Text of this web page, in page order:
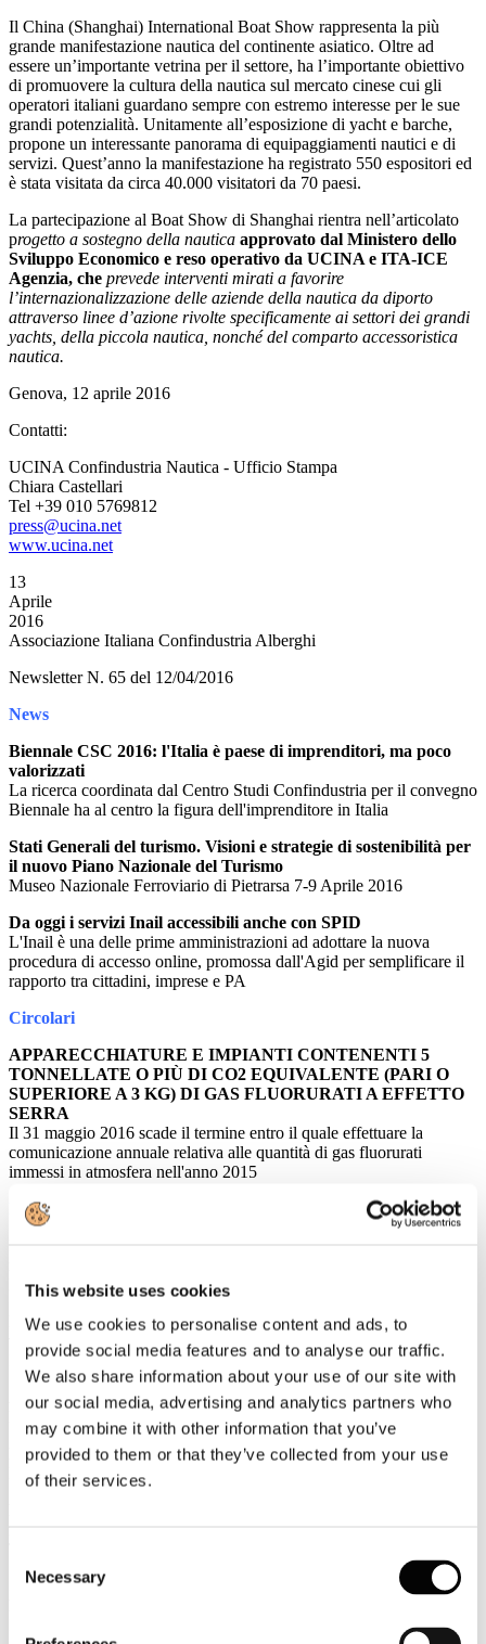
This website uses cookies
We use cookies to personalise content and ads, to
provide social media features and to analyse our traffic.
We also share information about your use of our site with
our social media, advertising and analytics partners who
may combine it with other information that you’ve
provided to them or that they’ve collected from your use
of their services.
Selection
Necessary
Il China (Shanghai) International Boat Show rappresenta la più
grande manifestazione nautica del continente asiatico. Oltre ad
essere un’importante vetrina per il settore, ha l’importante obiettivo
di promuovere la cultura della nautica sul mercato cinese cui gli
operatori italiani guardano sempre con estremo interesse per le sue
grandi potenzialità. Unitamente all’esposizione di yacht e barche,
propone un interessante panorama di equipaggiamenti nautici e di
servizi. Quest’anno la manifestazione ha registrato 550 espositori ed
è stata visitata da circa 40.000 visitatori da 70 paesi.
La partecipazione al Boat Show di Shanghai rientra nell’articolato
progetto a sostegno della nautica approvato dal Ministero dello
Sviluppo Economico e reso operativo da UCINA e ITA-ICE
Agenzia, che prevede interventi mirati a favorire
l’internazionalizzazione delle aziende della nautica da diporto
attraverso linee d’azione rivolte specificamente ai settori dei grandi
yachts, della piccola nautica, nonché del comparto accessoristica
nautica.
Genova, 12 aprile 2016
Contatti:
UCINA Confindustria Nautica - Ufficio Stampa
Chiara Castellari
Tel +39 010 5769812
press@ucina.net
www.ucina.net
13
Aprile
2016
Associazione Italiana Confindustria Alberghi
Newsletter N. 65 del 12/04/2016
News
Biennale CSC 2016: l'Italia è paese di imprenditori, ma poco
valorizzati
La ricerca coordinata dal Centro Studi Confindustria per il convegno
Biennale ha al centro la figura dell'imprenditore in Italia
Stati Generali del turismo. Visioni e strategie di sostenibilità per
il nuovo Piano Nazionale del Turismo
Museo Nazionale Ferroviario di Pietrarsa 7-9 Aprile 2016
Da oggi i servizi Inail accessibili anche con SPID
L'Inail è una delle prime amministrazioni ad adottare la nuova
procedura di accesso online, promossa dall'Agid per semplificare il
rapporto tra cittadini, imprese e PA
Circolari
APPARECCHIATURE E IMPIANTI CONTENENTI 5
TONNELLATE O PIÙ DI CO2 EQUIVALENTE (PARI O
SUPERIORE A 3 KG) DI GAS FLUORURATI A EFFETTO
SERRA
Il 31 maggio 2016 scade il termine entro il quale effettuare la
comunicazione annuale relativa alle quantità di gas fluorurati
immessi in atmosfera nell'anno 2015
Rassegna Stampa
EVENT REPORT
I top spender negli alberghi italiani: cambia la mappa dei
visitatori internazionali di fascia alta
EVENT REPORT
A Pietrarsa la strategia salva-Italia
L'AGENZIA DI VIAGGI
Hotels.com: i mediorientali big spender anche nel 2015
L'AGENZIA DI VIAGGI
risarcire
Soggiorni in Italia: sono i viaggiatori mediorientali quello che